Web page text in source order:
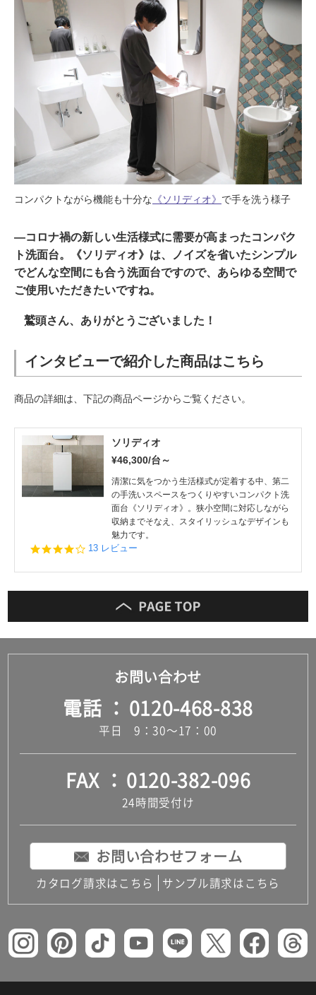
コンパクトながら機能も十分な 《ソリディオ》 で手を洗う様子
―コロナ禍の新しい生活様式に需要が高まったコンパク
ト洗面台。《ソリディオ》は、ノイズを省いたシンプル
でどんな空間にも合う洗面台ですので、あらゆる空間で
ご使用いただきたいですね。
鷲頭さん、ありがとうございました！
インタビューで紹介した商品はこちら
商品の詳細は、下記の商品ページからご覧ください。
ソリディオ
¥46,300/台～
清潔に気をつかう生活様式が定着する中、第二
の手洗いスペースをつくりやすいコンパクト洗
面台《ソリディオ》。狭小空間に対応しながら
収納までそなえ、スタイリッシュなデザインも
魅力です。
4.2
rating
13 レビュー
お問い合わせ
電話 0120-468-838
平日 9：30～17：00
FAX 0120-382-096
24時間受付け
お問い合わせフォーム
カタログ請求はこちら サンプル請求はこちら